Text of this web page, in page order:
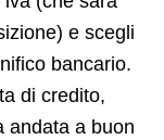
e scegli
bancario.
di credito,
andata a buon